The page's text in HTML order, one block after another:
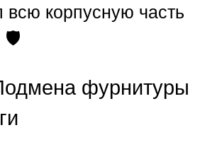
всю корпусную часть
🛡️
фурнитуры